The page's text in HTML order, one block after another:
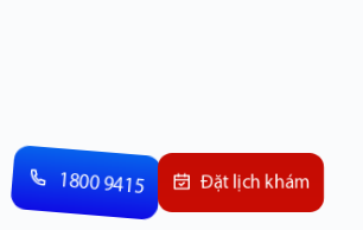
1800 9415 Đặt lịch khám